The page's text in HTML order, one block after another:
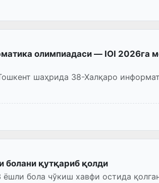
олимпиадаси — IOI 2026га
шаҳрида 38-Халқаро
болани қутқариб қолди
бола чўкиш хавфи остида